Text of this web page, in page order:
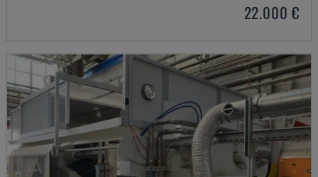
22.000 €